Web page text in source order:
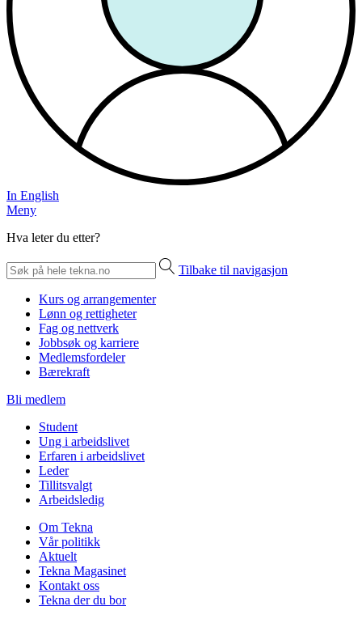
In English
Meny
Hva leter du etter?
Tilbake til navigasjon
Kurs og arrangementer
Lønn og rettigheter
Fag og nettverk
Jobbsøk og karriere
Medlemsfordeler
Bærekraft
Bli medlem
Student
Ung i arbeidslivet
Erfaren i arbeidslivet
Leder
Tillitsvalgt
Arbeidsledig
Om Tekna
Vår politikk
Aktuelt
Tekna Magasinet
Kontakt oss
Tekna der du bor